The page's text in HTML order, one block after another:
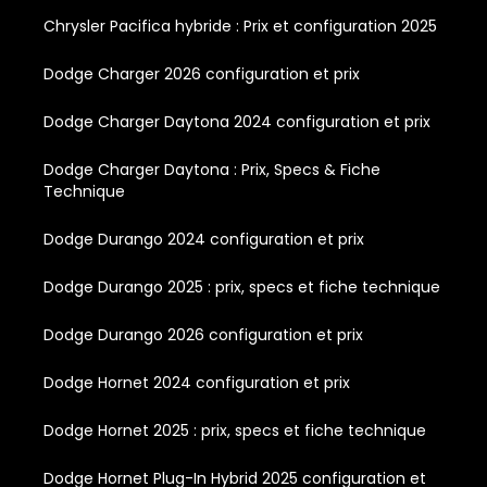
Chrysler Pacifica hybride : Prix et configuration 2025
Dodge Charger 2026 configuration et prix
Dodge Charger Daytona 2024 configuration et prix
Dodge Charger Daytona : Prix, Specs & Fiche
Technique
Dodge Durango 2024 configuration et prix
Dodge Durango 2025 : prix, specs et fiche technique
Dodge Durango 2026 configuration et prix
Dodge Hornet 2024 configuration et prix
Dodge Hornet 2025 : prix, specs et fiche technique
Dodge Hornet Plug-In Hybrid 2025 configuration et